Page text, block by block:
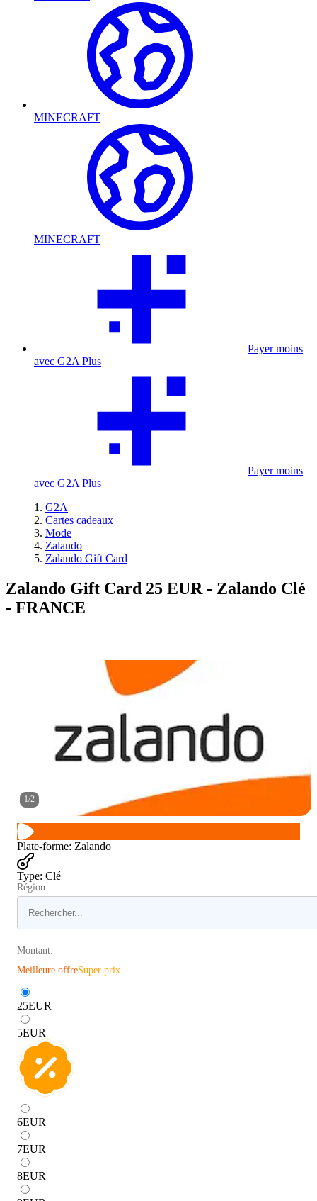
MINECRAFT
MINECRAFT
Payer moins
avec G2A Plus
Payer moins
avec G2A Plus
G2A
Cartes cadeaux
Mode
Zalando
Zalando Gift Card
Zalando Gift Card 25 EUR - Zalando Clé
- FRANCE
1/2
Plate-forme: Zalando
Type: Clé
Région:
Montant:
Meilleure offreSuper prix
25EUR
5EUR
6EUR
7EUR
8EUR